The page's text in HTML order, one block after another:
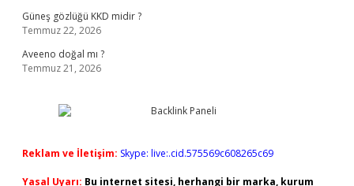
Güneş gözlüğü KKD midir ?
Temmuz 22, 2026
Aveeno doğal mı ?
Temmuz 21, 2026
Reklam ve İletişim: Skype: live:.cid.575569c608265c69
Yasal Uyarı: Bu internet sitesi, herhangi bir marka, kurum